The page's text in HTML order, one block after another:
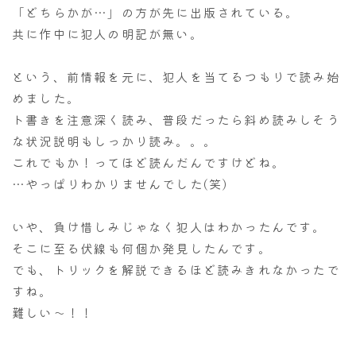
「どちらかが…」の方が先に出版されている。
共に作中に犯人の明記が無い。
という、前情報を元に、犯人を当てるつもりで読み始
めました。
ト書きを注意深く読み、普段だったら斜め読みしそう
な状況説明もしっかり読み。。。
これでもか！ってほど読んだんですけどね。
…やっぱりわかりませんでした(笑)
いや、負け惜しみじゃなく犯人はわかったんです。
そこに至る伏線も何個か発見したんです。
でも、トリックを解説できるほど読みきれなかったで
すね。
難しい～！！